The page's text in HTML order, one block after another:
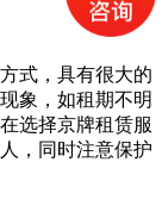
式，具有很大的
象，如租期不明
选择京牌租赁服
，同时注意保护